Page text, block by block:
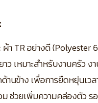
า TR อย่างดี (Polyester
าว เหมาะสำหรับงานครัว ง
านข้าง เพื่อการยืดหยุ่นเว
ช่วยเพิ่มความคล่องตัว ร